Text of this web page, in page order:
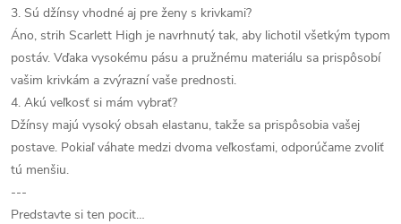
3. Sú džínsy vhodné aj pre ženy s krivkami?
Áno, strih Scarlett High je navrhnutý tak, aby lichotil všetkým typom
postáv. Vďaka vysokému pásu a pružnému materiálu sa prispôsobí
vašim krivkám a zvýrazní vaše prednosti.
4. Akú veľkosť si mám vybrať?
Džínsy majú vysoký obsah elastanu, takže sa prispôsobia vašej
postave. Pokiaľ váhate medzi dvoma veľkosťami, odporúčame zvoliť
tú menšiu.
---
Predstavte si ten pocit…